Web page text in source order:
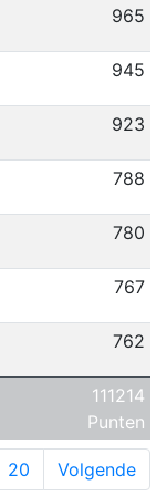
965
945
923
788
780
767
762
111214
Punten
20 Volgende